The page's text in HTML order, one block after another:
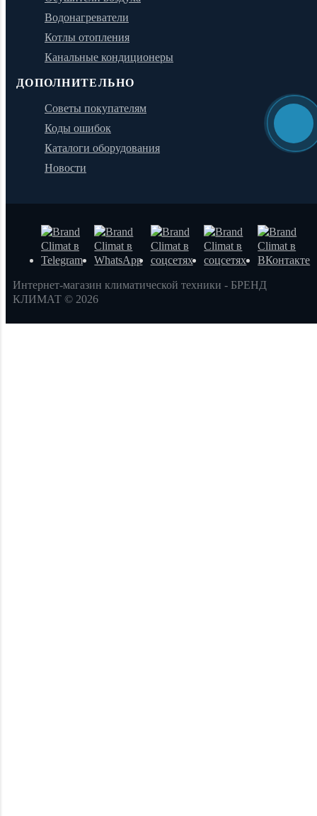
Водонагреватели
Котлы отопления
Канальные кондиционеры
ДОПОЛНИТЕЛЬНО
Советы покупателям
Коды ошибок
Каталоги оборудования
Новости
Интернет-магазин климатической техники - БРЕНД
КЛИМАТ © 2026